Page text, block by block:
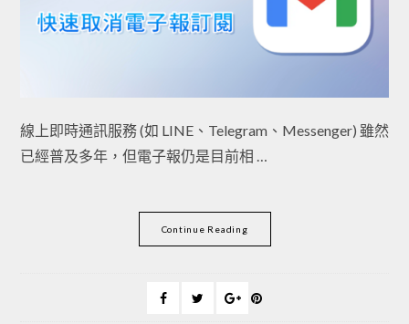
線上即時通訊服務 (如 LINE、Telegram、Messenger) 雖然
已經普及多年，但電子報仍是目前相 …
Continue Reading